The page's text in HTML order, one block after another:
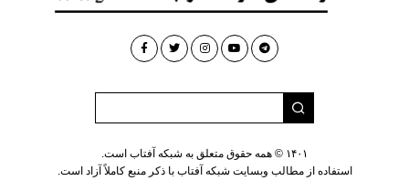
۱۴۰۱ © همه حقوق متعلق به شبکه آفتاب است.
استفاده از مطالب وبسایت شبکه آفتاب با ذکر منبع کاملاً آزاد است.